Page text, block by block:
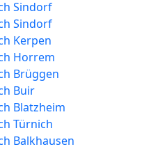
Sindorf
Sindorf
Kerpen
Horrem
Brüggen
Buir
Blatzheim
Türnich
Balkhausen